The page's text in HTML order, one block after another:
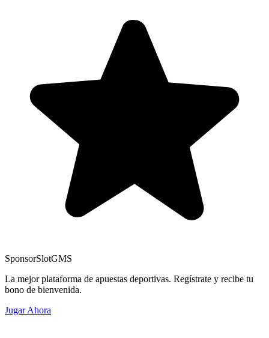
SponsorSlotGMS
La mejor plataforma de apuestas deportivas. Regístrate y recibe tu
bono de bienvenida.
Jugar Ahora